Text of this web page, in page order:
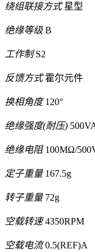
绕组联接方式星型
绝缘等级B
工作制S2
反馈方式霍尔元件
换相角度120°
绝缘强度(耐压)
绝缘电阻100MΩ/
定子重量167.5g
转子重量72g
空载转速4350RPM
空载电流0.5(REF)A